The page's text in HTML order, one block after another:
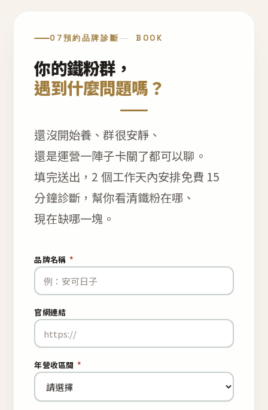
07預約品牌診斷 BOOK
你的鐵粉群，
遇到什麼問題嗎？
還沒開始養、群很安靜、
還是運營一陣子卡關了都可以聊。
填完送出，2 個工作天內安排免費 15
分鐘診斷，幫你看清鐵粉在哪、
現在缺哪一塊。
品牌名稱 *
官網連結
年營收區間 *